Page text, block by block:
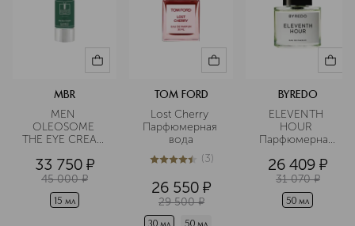
MBR
MEN
OLEOSOME
THE EYE CREAM
области вокруг
глаз
разглаживающий
33 750 ¤
45 000 ¤
15 мл
TOM FORD
Lost Cherry
Парфюмерная
вода
4.4из53 (3)
26 550 ¤
29 500 ¤
30 мл
50 мл
BYREDO
ELEVENTH
HOUR
Парфюмерная
26 409 ¤
31 070 ¤
50 мл